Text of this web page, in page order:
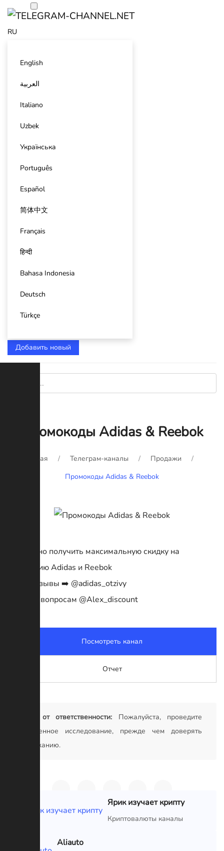
RU
English
العربية
Italiano
Uzbek
Українська
Português
Español
简体中文
Français
हिन्दी
Bahasa Indonesia
Deutsch
Türkçe
Добавить новый
Промокоды Adidas & Reebok
Главная Телеграм-каналы
Продажи
Промокоды Adidas & Reebok
Тут можно получить максимальную скидку на
продукцию Adidas и Reebok
Наши отзывы ➡️ @adidas_otzivy
По всем вопросам @Alex_discount
Посмотреть канал
Отчет
Отказ от ответственности: Пожалуйста, проведите
собственное исследование, прежде чем доверять
содержанию.
Ярик изучает крипту
Криптовалюты каналы
Aliauto